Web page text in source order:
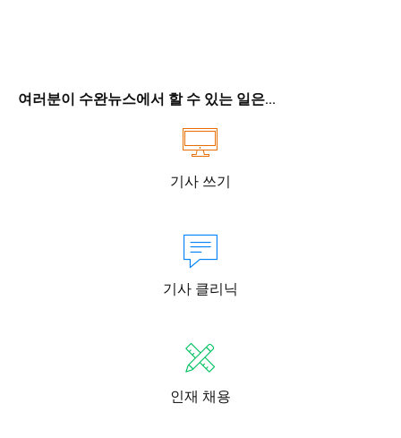
여러분이 수완뉴스에서 할 수 있는 일은...
기사 쓰기
기사 클리닉
인재 채용